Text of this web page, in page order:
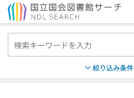
絞り込み条件